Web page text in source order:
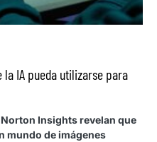
IA pueda utilizarse para
Insights revelan que
mundo de imágenes